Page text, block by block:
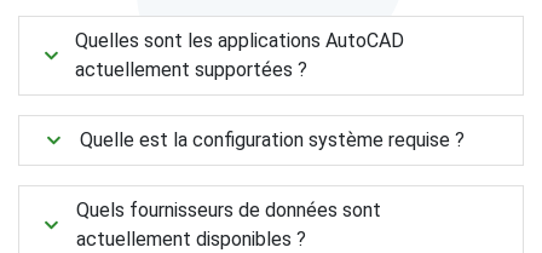
Quelles sont les applications AutoCAD
actuellement supportées ?
Quelle est la configuration système requise ?
Quels fournisseurs de données sont
actuellement disponibles ?